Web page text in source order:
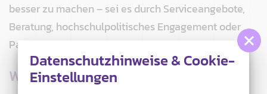
besser zu machen – sei es durch Serviceangebote,
Beratung, hochschulpolitisches Engagement oder
Partys.
Was wir für euch tun:
Datenschutzhinweise & Cookie-
Einstellungen